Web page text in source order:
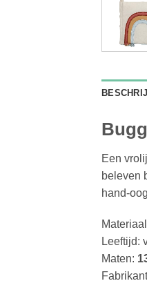
Een
beleven
hand-
Leeftijd:
Maten: